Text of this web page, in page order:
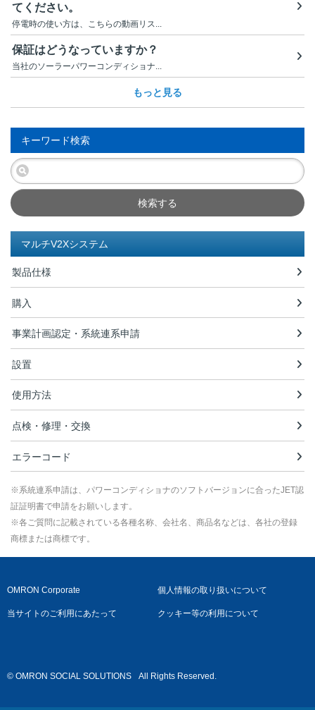
てください。
停電時の使い方は、こちらの動画リス...
保証はどうなっていますか？
当社のソーラーパワーコンディショナ...
もっと見る
キーワード検索
検索する
マルチV2Xシステム
製品仕様
購入
事業計画認定・系統連系申請
設置
使用方法
点検・修理・交換
エラーコード
※系統連系申請は、パワーコンディショナのソフトバージョンに合ったJET認
証証明書で申請をお願いします。
※各ご質問に記載されている各種名称、会社名、商品名などは、各社の登録
商標または商標です。
OMRON Corporate 個人情報の取り扱いについて
当サイトのご利用にあたって クッキー等の利用について
© OMRON SOCIAL SOLUTIONS All Rights Reserved.